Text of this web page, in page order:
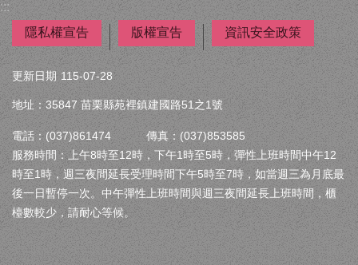
:::
隱私權宣告
版權宣告 資訊安全政策
更新日期 115-07-28
地址：35847 苗栗縣苑裡鎮建國路51之1號
電話：(037)861474 傳真：(037)853585
服務時間：上午8時至12時，下午1時至5時，彈性上班時間中午12
時至1時，週三夜間延長受理時間下午5時至7時，如當週三為月底最
後一日暫停一次。中午彈性上班時間與週三夜間延長上班時間，櫃
檯數較少，請耐心等候。